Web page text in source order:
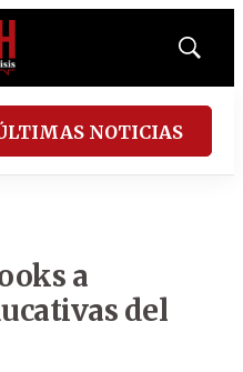
Mostrar
NOTICIAS
a
del